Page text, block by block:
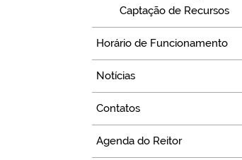
Captação de Recursos
Horário de Funcionamento
Notícias
Contatos
Agenda do Reitor